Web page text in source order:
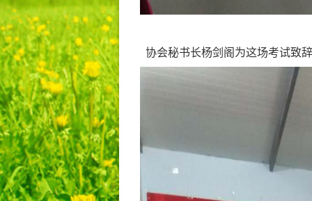
协会秘书长杨剑阁为这场考试致